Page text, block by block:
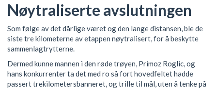
Nøytraliserte avslutningen
Som følge av det dårlige været og den lange distansen, ble de
siste tre kilometerne av etappen nøytralisert, for å beskytte
sammenlagtrytterne.
Dermed kunne mannen i den røde trøyen, Primoz Roglic, og
hans konkurrenter ta det med ro så fort hovedfeltet hadde
passert trekilometersbanneret, og trille til mål, uten å tenke på